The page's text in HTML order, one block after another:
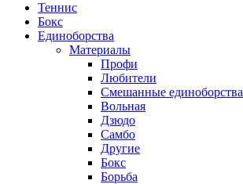
Теннис
Бокс
Единоборства
Материалы
Профи
Любители
Смешанные единоборства
Вольная
Дзюдо
Самбо
Другие
Бокс
Борьба